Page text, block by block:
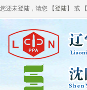
您还未登陆，请您 【登陆】 或 【